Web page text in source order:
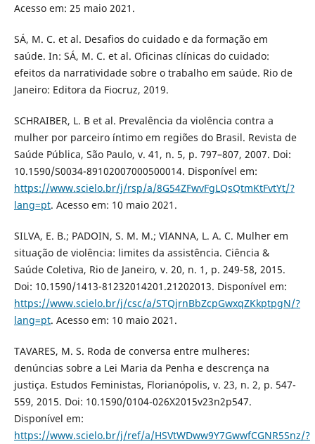
Acesso em: 25 maio 2021.
SÁ, M. C. et al. Desafios do cuidado e da formação em
saúde. In: SÁ, M. C. et al. Oficinas clínicas do cuidado:
efeitos da narratividade sobre o trabalho em saúde. Rio de
Janeiro: Editora da Fiocruz, 2019.
SCHRAIBER, L. B et al. Prevalência da violência contra a
mulher por parceiro íntimo em regiões do Brasil. Revista de
Saúde Pública, São Paulo, v. 41, n. 5, p. 797–807, 2007. Doi:
10.1590/S0034-89102007000500014. Disponível em:
https://www.scielo.br/j/rsp/a/8G54ZFwvFgLQsQtmKtFvtYt/?
lang=pt. Acesso em: 10 maio 2021.
SILVA, E. B.; PADOIN, S. M. M.; VIANNA, L. A. C. Mulher em
situação de violência: limites da assistência. Ciência &
Saúde Coletiva, Rio de Janeiro, v. 20, n. 1, p. 249-58, 2015.
Doi: 10.1590/1413-81232014201.21202013. Disponível em:
https://www.scielo.br/j/csc/a/STQjrnBbZcpGwxqZKkptpgN/?
lang=pt. Acesso em: 10 maio 2021.
TAVARES, M. S. Roda de conversa entre mulheres:
denúncias sobre a Lei Maria da Penha e descrença na
justiça. Estudos Feministas, Florianópolis, v. 23, n. 2, p. 547-
559, 2015. Doi: 10.1590/0104-026X2015v23n2p547.
Disponível em:
https://www.scielo.br/j/ref/a/HSVtWDww9Y7GwwfCGNR5Snz/?